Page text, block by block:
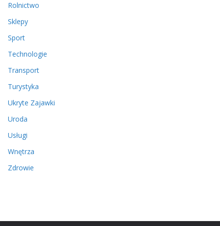
Rolnictwo
Sklepy
Sport
Technologie
Transport
Turystyka
Ukryte Zajawki
Uroda
Usługi
Wnętrza
Zdrowie